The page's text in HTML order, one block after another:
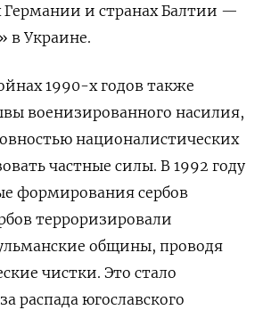
Германии и странах Балтии —
в Украине.
1990-х годов также
военизированного насилия,
националистических
частные силы. В 1992 году
формирования сербов
терроризировали
общины, проводя
чистки. Это стало
распада югославского